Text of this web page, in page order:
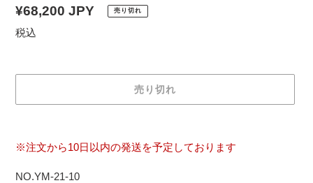
通
常
¥68,200 JPY 売り切れ
税込
売り切れ
ー
に
※注文から10日以内の発送を予定しております
NO.YM-21-10